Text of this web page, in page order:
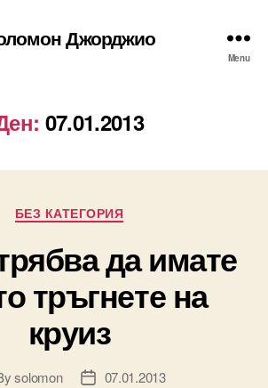
Джорджио
Menu
07.01.2013
Categories
БЕЗ КАТЕГОРИЯ
да имате
тръгнете на
круиз
solomon
Post07.01.2013